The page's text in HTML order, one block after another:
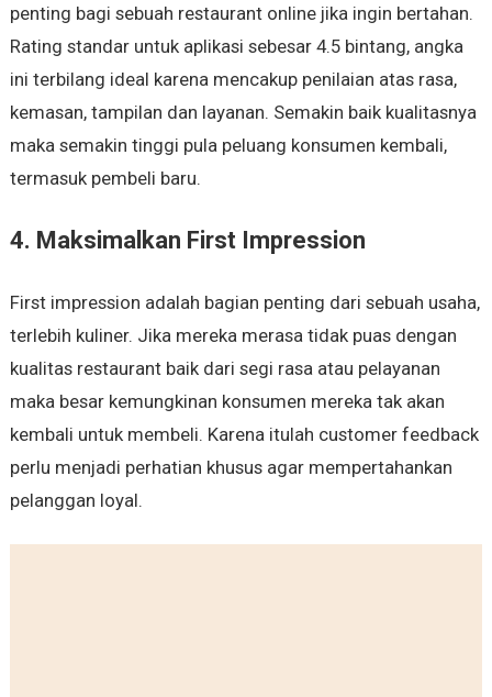
penting bagi sebuah restaurant online jika ingin bertahan.
Rating standar untuk aplikasi sebesar 4.5 bintang, angka
ini terbilang ideal karena mencakup penilaian atas rasa,
kemasan, tampilan dan layanan. Semakin baik kualitasnya
maka semakin tinggi pula peluang konsumen kembali,
termasuk pembeli baru.
4. Maksimalkan First Impression
First impression adalah bagian penting dari sebuah usaha,
terlebih kuliner. Jika mereka merasa tidak puas dengan
kualitas restaurant baik dari segi rasa atau pelayanan
maka besar kemungkinan konsumen mereka tak akan
kembali untuk membeli. Karena itulah customer feedback
perlu menjadi perhatian khusus agar mempertahankan
pelanggan loyal.